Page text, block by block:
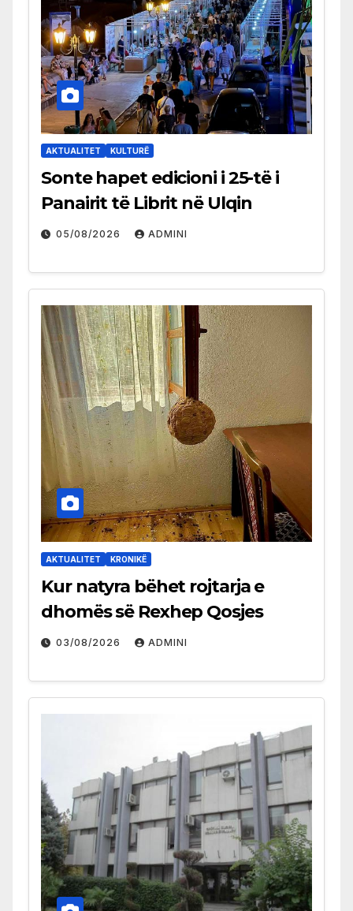
AKTUALITET KULTURË
Sonte hapet edicioni i 25-të i
Panairit të Librit në Ulqin
05/08/2026 ADMINI
AKTUALITET KRONIKË
Kur natyra bëhet rojtarja e
dhomës së Rexhep Qosjes
03/08/2026 ADMINI